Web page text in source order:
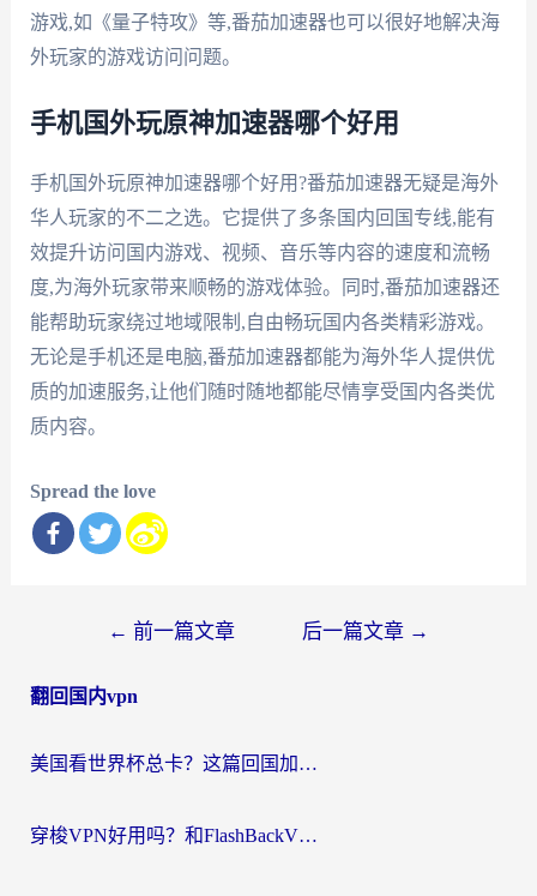
游戏,如《量子特攻》等,番茄加速器也可以很好地解决海
外玩家的游戏访问问题。
手机国外玩原神加速器哪个好用
手机国外玩原神加速器哪个好用?番茄加速器无疑是海外
华人玩家的不二之选。它提供了多条国内回国专线,能有
效提升访问国内游戏、视频、音乐等内容的速度和流畅
度,为海外玩家带来顺畅的游戏体验。同时,番茄加速器还
能帮助玩家绕过地域限制,自由畅玩国内各类精彩游戏。
无论是手机还是电脑,番茄加速器都能为海外华人提供优
质的加速服务,让他们随时随地都能尽情享受国内各类优
质内容。
Spread the love
导
← 前一篇文章 后一篇文章 →
翻回国内vpn
美国看世界杯总卡？这篇回国加速器指南帮你无缝刷国内资源（附苹果手机VPN设置步骤）
穿梭VPN好用吗？和FlashBackVPN对比哪个回国效果更好？